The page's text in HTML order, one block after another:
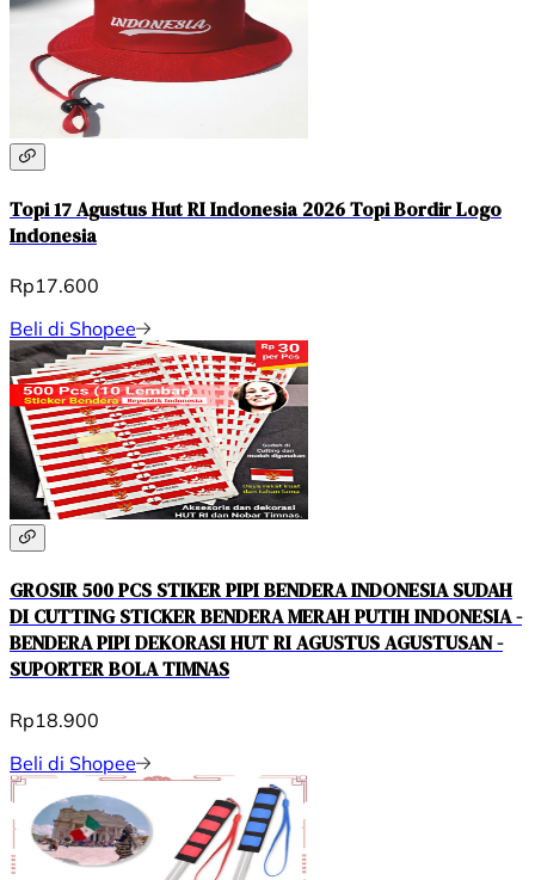
Topi 17 Agustus Hut RI Indonesia 2026 Topi Bordir Logo
Indonesia
Rp17.600
Beli di Shopee
GROSIR 500 PCS STIKER PIPI BENDERA INDONESIA SUDAH
DI CUTTING STICKER BENDERA MERAH PUTIH INDONESIA -
BENDERA PIPI DEKORASI HUT RI AGUSTUS AGUSTUSAN -
SUPORTER BOLA TIMNAS
Rp18.900
Beli di Shopee